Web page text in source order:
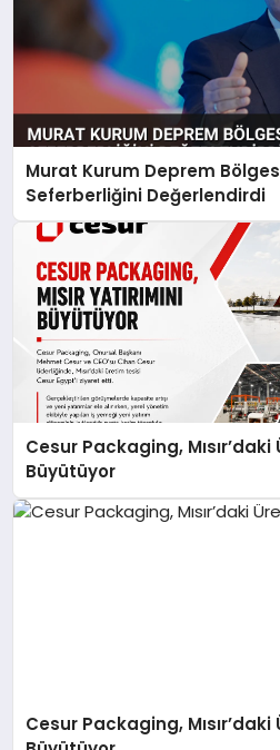
Murat Kurum Deprem
Seferberliğini Değerlendirdi
Cesur Packaging,
Büyütüyor
Cesur Packaging,